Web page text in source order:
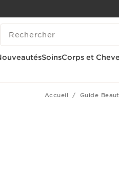
ALLER AU CONTENU
CONSULTER LE PIED DE
OUTIL D'ACCESSIBILITÉ
HISTORIQUE DES RECHERCHES
SoinsCorps et
Accueil Guide